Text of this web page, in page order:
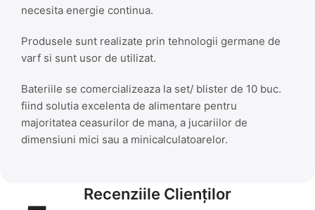
necesita energie continua.
Produsele sunt realizate prin tehnologii germane de
varf si sunt usor de utilizat.
Bateriile se comercializeaza la set/ blister de 10 buc.
fiind solutia excelenta de alimentare pentru
majoritatea ceasurilor de mana, a jucariilor de
dimensiuni mici sau a minicalculatoarelor.
Recenziile Clienților